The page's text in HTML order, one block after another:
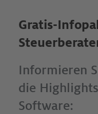
Gratis-
Informieren
die
Software: